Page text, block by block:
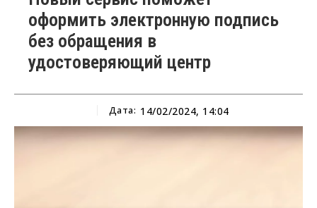
оформить электронную подпись
без обращения в
удостоверяющий центр
Дата: 14/02/2024, 14:04